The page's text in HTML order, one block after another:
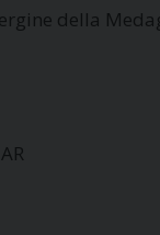
della